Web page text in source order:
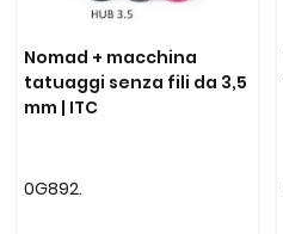
Nomad + macchina
tatuaggi senza fili da 3,5
mm | ITC
0G892.